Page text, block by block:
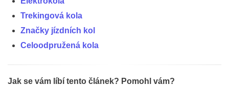
Trekingová kola
Značky jízdních kol
Celoodpružená kola
Jak se vám líbí tento článek? Pomohl vám?